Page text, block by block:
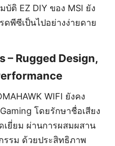
ติ EZ DIY ของ MSI ยัง
ดพีซีเป็นไปอย่างง่ายดาย
– Rugged Design,
WIFI ยังคง
โดยรักษาชื่อเสียง
ยี่ยม ผ่านการผสมผสาน
รรม ด้วยประสิทธิภาพ